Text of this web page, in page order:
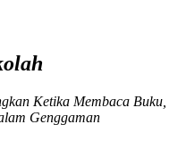
Ketika Membaca Buku,
Genggaman